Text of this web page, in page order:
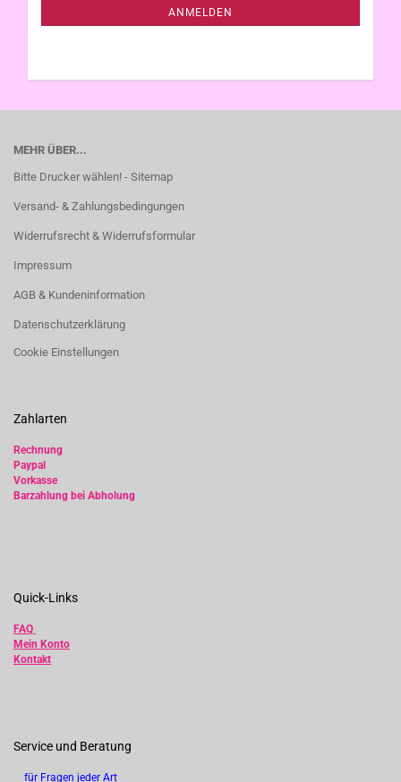
ANMELDEN
MEHR ÜBER...
Bitte Drucker wählen! - Sitemap
Versand- & Zahlungsbedingungen
Widerrufsrecht & Widerrufsformular
Impressum
AGB & Kundeninformation
Datenschutzerklärung
Cookie Einstellungen
Zahlarten
Rechnung
Paypal
Vorkasse
Barzahlung bei Abholung
Quick-Links
FAQ
Mein Konto
Kontakt
Service und Beratung
für Fragen jeder Art